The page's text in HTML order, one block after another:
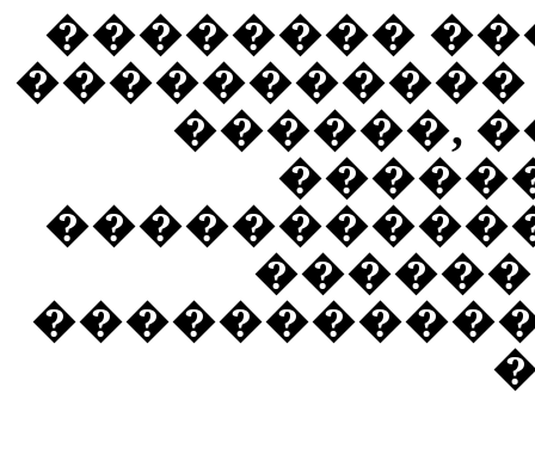
��������
�����������
������, �